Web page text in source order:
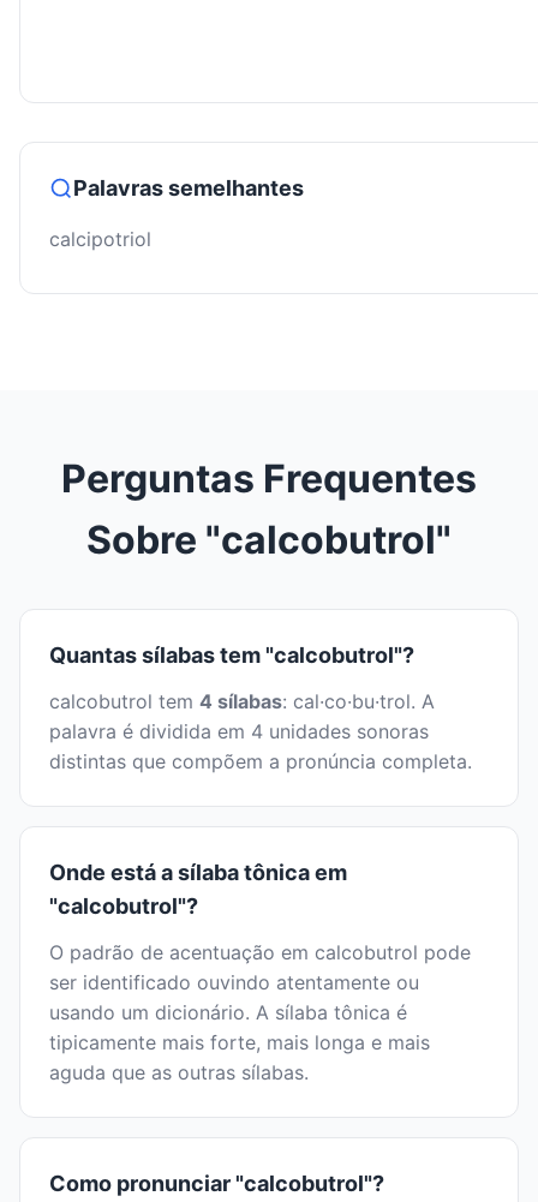
Palavras semelhantes
calcipotriol
Perguntas Frequentes
Sobre "calcobutrol"
Quantas sílabas tem "calcobutrol"?
calcobutrol tem 4 sílabas: cal·co·bu·trol. A
palavra é dividida em 4 unidades sonoras
distintas que compõem a pronúncia completa.
Onde está a sílaba tônica em
"calcobutrol"?
O padrão de acentuação em calcobutrol pode
ser identificado ouvindo atentamente ou
usando um dicionário. A sílaba tônica é
tipicamente mais forte, mais longa e mais
aguda que as outras sílabas.
Como pronunciar "calcobutrol"?